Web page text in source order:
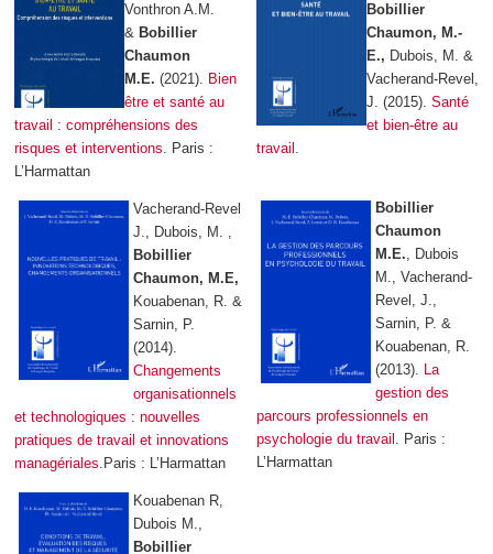
Vonthron A.M.
& Bobillier
Chaumon
M.E. (2021). Bien
être et santé au
travail : compréhensions des
risques et interventions. Paris :
L’Harmattan
Bobillier
Chaumon, M.-
E., Dubois, M. &
Vacherand-Revel,
J. (2015). Santé
et bien-être au
travail .
Vacherand-Revel
J., Dubois, M. ,
Bobillier
Chaumon, M.E,
Kouabenan, R. &
Sarnin, P.
(2014).
Changements
organisationnels
et technologiques : nouvelles
pratiques de travail et innovations
managériales.Paris : L’Harmattan
Bobillier
Chaumon
M.E., Dubois
M., Vacherand-
Revel, J.,
Sarnin, P. &
Kouabenan, R.
(2013). La
gestion des
parcours professionnels en
psychologie du travail . Paris :
L’Harmattan
Kouabenan R,
Dubois M.,
Bobillier